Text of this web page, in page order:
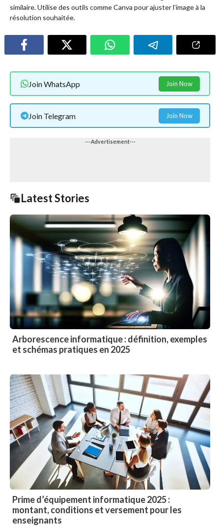
similaire. Utilise des outils comme Canva pour ajuster l’image à la
résolution souhaitée.
Join WhatsApp Join Now
Join Telegram Join Now
---Advertisement---
Latest Stories
Arborescence informatique : définition, exemples
et schémas pratiques en 2025
Prime d’équipement informatique 2025 :
montant, conditions et versement pour les
enseignants